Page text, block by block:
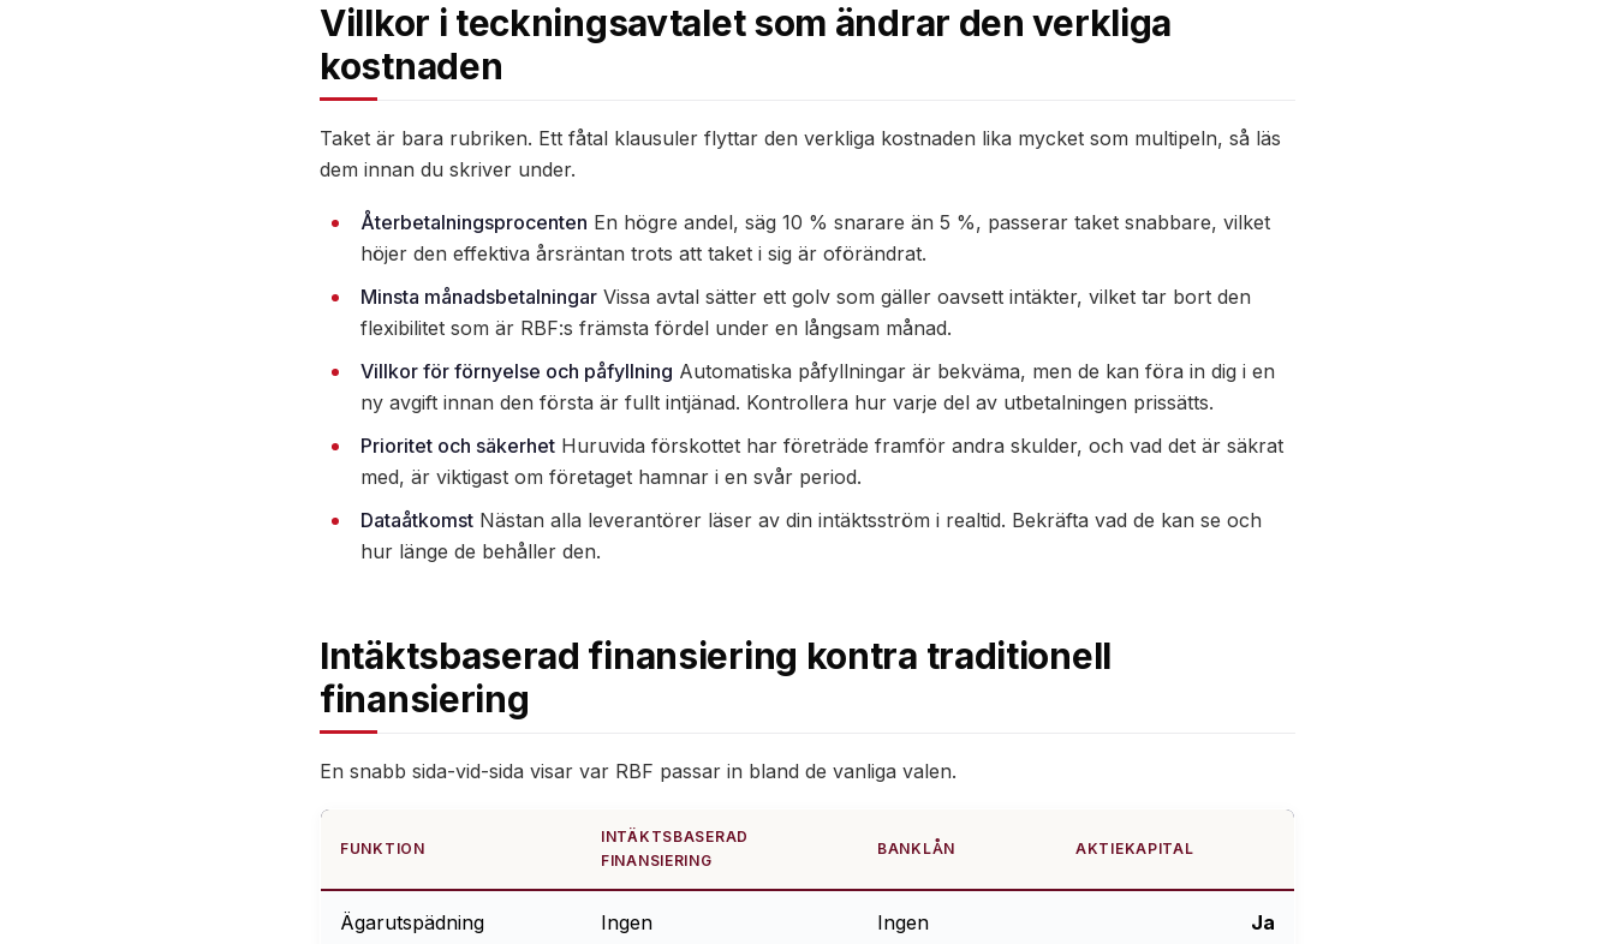
Villkor i teckningsavtalet som ändrar den verkliga
kostnaden
Taket är bara rubriken. Ett fåtal klausuler flyttar den verkliga kostnaden lika mycket som multipeln, så läs
dem innan du skriver under.
Återbetalningsprocenten En högre andel, säg 10 % snarare än 5 %, passerar taket snabbare, vilket
höjer den effektiva årsräntan trots att taket i sig är oförändrat.
Minsta månadsbetalningar Vissa avtal sätter ett golv som gäller oavsett intäkter, vilket tar bort den
flexibilitet som är RBF:s främsta fördel under en långsam månad.
Villkor för förnyelse och påfyllning Automatiska påfyllningar är bekväma, men de kan föra in dig i en
ny avgift innan den första är fullt intjänad. Kontrollera hur varje del av utbetalningen prissätts.
Prioritet och säkerhet Huruvida förskottet har företräde framför andra skulder, och vad det är säkrat
med, är viktigast om företaget hamnar i en svår period.
Dataåtkomst Nästan alla leverantörer läser av din intäktsström i realtid. Bekräfta vad de kan se och
hur länge de behåller den.
Intäktsbaserad finansiering kontra traditionell
finansiering
En snabb sida-vid-sida visar var RBF passar in bland de vanliga valen.
FUNKTION
INTÄKTSBASERAD
FINANSIERING
BANKLÅN AKTIEKAPITAL
Ägarutspädning Ingen Ingen Ja